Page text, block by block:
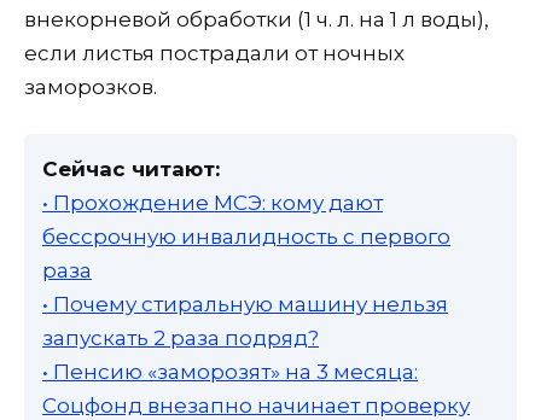
внекорневой обработки (1 ч. л. на 1 л воды),
если листья пострадали от ночных
заморозков.
Сейчас читают:
• Прохождение МСЭ: кому дают
бессрочную инвалидность с первого
раза
• Почему стиральную машину нельзя
запускать 2 раза подряд?
• Пенсию «заморозят» на 3 месяца:
Соцфонд внезапно начинает проверку